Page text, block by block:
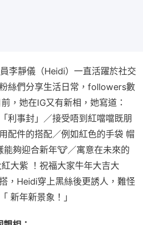
李靜儀（Heidi）一直活躍於社交
絲們分享生活日常，followers數
，她在IG又有新相，她寫道：
利事封」／接受唔到紅噹噹既朋
配件的搭配／例如紅色的手袋 帽
能夠迎合新年🐮／寓意在未來的
大紫 ！祝福大家牛年大吉大
，Heidi穿上黑絲後更誘人，難怪
新年新景象！」